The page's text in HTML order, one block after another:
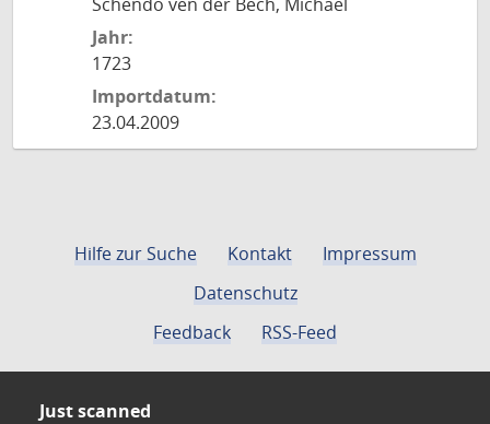
Jahr:
1723
Importdatum:
23.04.2009
Hilfe zur Suche Kontakt
Impressum
Datenschutz
Feedback
RSS-Feed
Just scanned